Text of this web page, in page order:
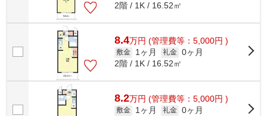
2階 / 1K / 16.52㎡
8.4万円 (管理費等：5,000円 )
敷金 1ヶ月 礼金 0ヶ月
2階 / 1K / 16.52㎡
8.2万円 (管理費等：5,000円 )
敷金 1ヶ月 礼金 0ヶ月